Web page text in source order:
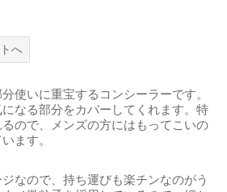
へ
使いに重宝するコンシーラーです。
なる部分をカバーしてくれます。特
ので、メンズの方にはもってこいの
ます。
なので、持ち運びも楽チンなのがう